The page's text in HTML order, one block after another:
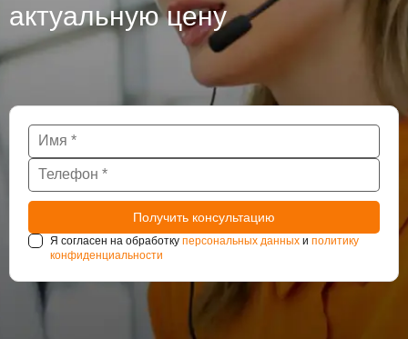
актуальную цену
Я согласен на обработку персональных данных и политику
конфиденциальности